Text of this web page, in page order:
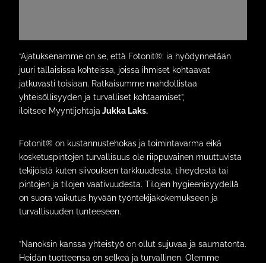
“Ajatuksenamme on se, että Fotonit®: ia hyödynnetään
juuri tällaisissa kohteissa, joissa ihmiset kohtaavat
jatkuvasti toisiaan. Ratkaisumme mahdollistaa
yhteisöllisyyden ja turvalliset kohtaamiset”,
iloitsee Myyntijohtaja Jukka Laks.
Fotonit® on kustannustehokas ja toimintavarma eikä
kosketuspintojen turvallisuus ole riippuvainen muuttuvista
tekijöistä kuten siivouksen tarkkuudesta, tiheydestä tai
pintojen ja tilojen vaativuudesta. Tilojen hygieenisyydellä
on suora vaikutus hyvään työntekijäkokemukseen ja
turvallisuuden tunteeseen.
”Nanoksin kanssa yhteistyö on ollut sujuvaa ja saumatonta.
Heidän tuotteensa on selkeä ja turvallinen. Olemme